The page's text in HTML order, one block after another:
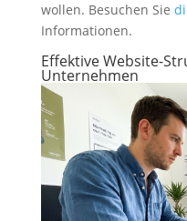
wollen. Besuchen Sie
Informationen.
Effektive Website-
Unternehmen